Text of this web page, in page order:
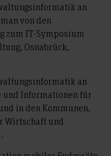
an
von den
zum IT-Symposium
Osnabrück,
an
und Informationen für
in den Kommunen,
Wirtschaft und